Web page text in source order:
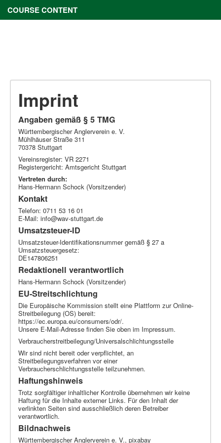
COURSE CONTENT
Imprint
Angaben gemäß § 5 TMG
Württembergischer Anglerverein e. V.
Mühlhäuser Straße 311
70378 Stuttgart
Vereinsregister: VR 2271
Registergericht: Amtsgericht Stuttgart
Vertreten durch:
Hans-Hermann Schock (Vorsitzender)
Kontakt
Telefon: 0711 53 16 01
E-Mail: info@wav-stuttgart.de
Umsatzsteuer-ID
Umsatzsteuer-Identifikationsnummer gemäß § 27 a
Umsatzsteuergesetz:
DE147806251
Redaktionell verantwortlich
Hans-Hermann Schock (Vorsitzender)
EU-Streitschlichtung
Die Europäische Kommission stellt eine Plattform zur Online-
Streitbeilegung (OS) bereit:
https://ec.europa.eu/consumers/odr/.
Unsere E-Mail-Adresse finden Sie oben im Impressum.
Verbraucher­streit­beilegung/Universal­schlichtungs­stelle
Wir sind nicht bereit oder verpflichtet, an
Streitbeilegungsverfahren vor einer
Verbraucherschlichtungsstelle teilzunehmen.
Haftungshinweis
Trotz sorgfältiger inhaltlicher Kontrolle übernehmen wir keine
Haftung für die Inhalte externer Links. Für den Inhalt der
verlinkten Seiten sind ausschließlich deren Betreiber
verantwortlich.
Bildnachweis
Württembergischer Anglerverein e. V., pixabay